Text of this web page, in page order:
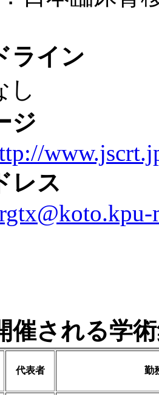
ライン
ジ
レス
催される学
代表者 勤